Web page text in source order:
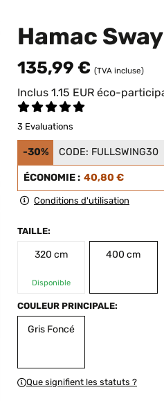
Hamac
135,99 € (TVA incluse)
Inclus 1.15 EUR éco-
3 Evaluations
-30% CODE: FULLSWING30
ÉCONOMIE : 40,80 €
Conditions d'utilisation
TAILLE:
320 cm
Disponible
400 cm
COULEUR PRINCIPALE:
Gris Foncé
Que signifient les statuts ?